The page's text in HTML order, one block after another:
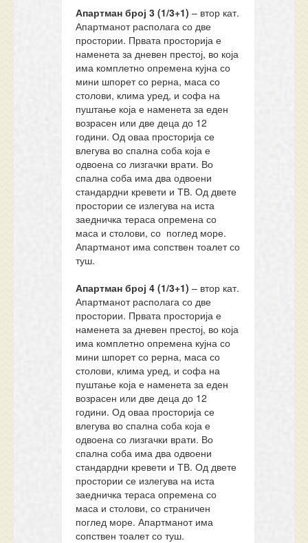
Апартман број 3 (1/3+1)– втор кат.
Апартманот располага со две
простории. Првата просторија е
наменета за дневен престој, во која
има комплетно опремена кујна со
мини шпорет со рерна, маса со
столови, клима уред, и софа на
пуштање која е наменета за еден
возрасен или две деца до 12
години. Од оваа просторија се
влегува во спална соба која е
одвоена со лизгачки врати. Во
спална соба има два одвоени
стандардни кревети и ТВ. Од двете
простории се излегува на иста
заедничка тераса опремена со
маса и столови, со поглед море.
Апартманот има сопствен тоалет со
туш.
Апартман број 4 (1/3+1)– втор кат.
Апартманот располага со две
простории. Првата просторија е
наменета за дневен престој, во која
има комплетно опремена кујна со
мини шпорет со рерна, маса со
столови, клима уред, и софа на
пуштање која е наменета за еден
возрасен или две деца до 12
години. Од оваа просторија се
влегува во спална соба која е
одвоена со лизгачки врати. Во
спална соба има два одвоени
стандардни кревети и ТВ. Од двете
простории се излегува на иста
заедничка тераса опремена со
маса и столови, со страничен
поглед море. Апартманот има
сопствен тоалет со туш.